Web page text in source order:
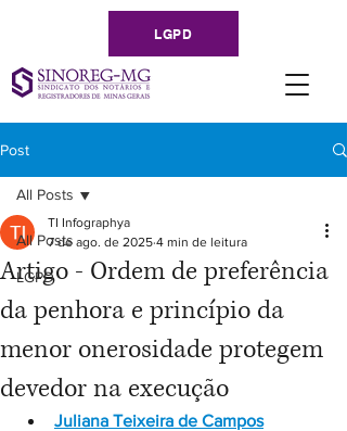
LGPD
Post
All Posts
LGPD
All Posts
Artigo - Ordem de preferência
da penhora e princípio da
menor onerosidade protegem
devedor na execução
TI Infographya
7 de ago. de 2025 4 min de leitura
Juliana Teixeira de Campos